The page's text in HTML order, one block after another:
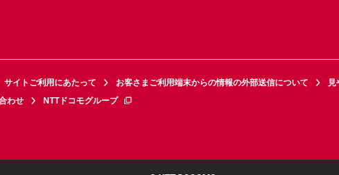
サイトご利用にあたって お客さまご利用端末からの情報の外部送信について
見
わせ NTTドコモグループ